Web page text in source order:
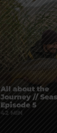
42 MIN
All about the
Journey //
Episode 5